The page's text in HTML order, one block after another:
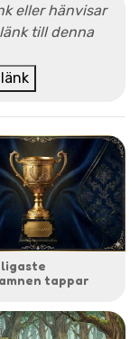
eller hänvisar
till denna
tappar